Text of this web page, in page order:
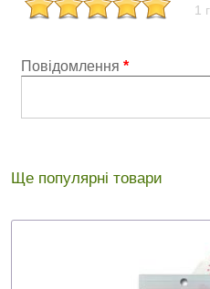
1
Повідомлення *
Ще популярні товари